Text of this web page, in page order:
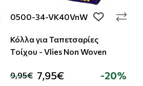
0500-34-VK40VnW add to
Κόλλα για Ταπετσαρίες
Tοίχου - Vlies Non Woven
9,95€ 7,95€ -20%